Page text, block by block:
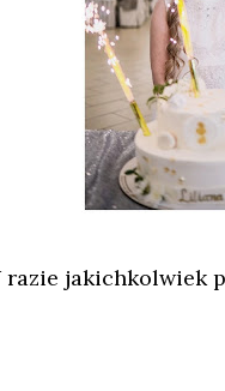
razie jakichkolwiek